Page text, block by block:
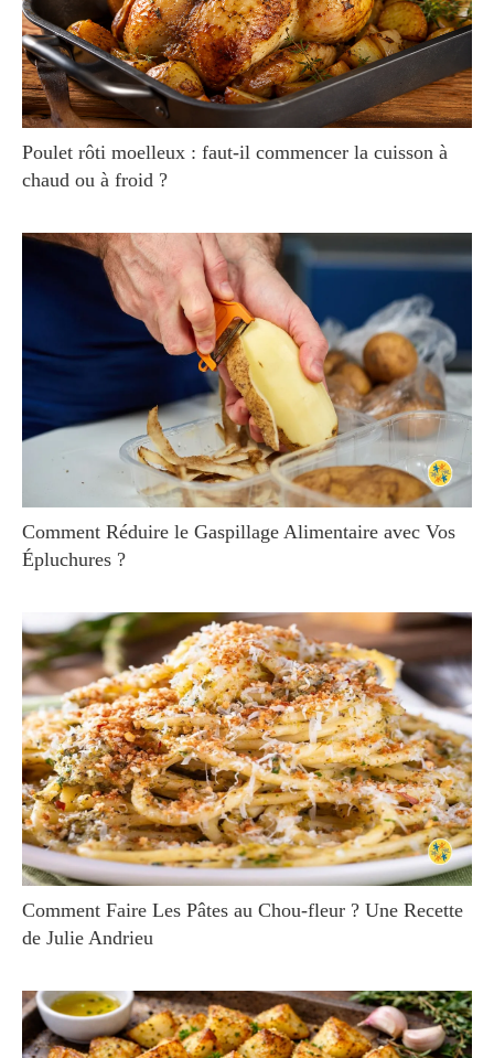
Poulet rôti moelleux : faut-il commencer la cuisson à
chaud ou à froid ?
Comment Réduire le Gaspillage Alimentaire avec Vos
Épluchures ?
Comment Faire Les Pâtes au Chou-fleur ? Une Recette
de Julie Andrieu